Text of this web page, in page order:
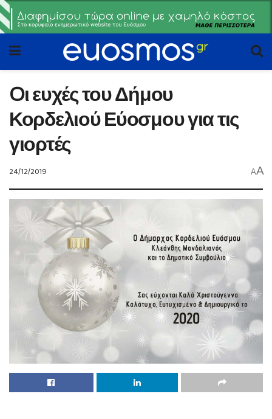
Oι ευχές του Δήμου
Κορδελιού Εύοσμου για τις
γιορτές
24/12/2019 AA